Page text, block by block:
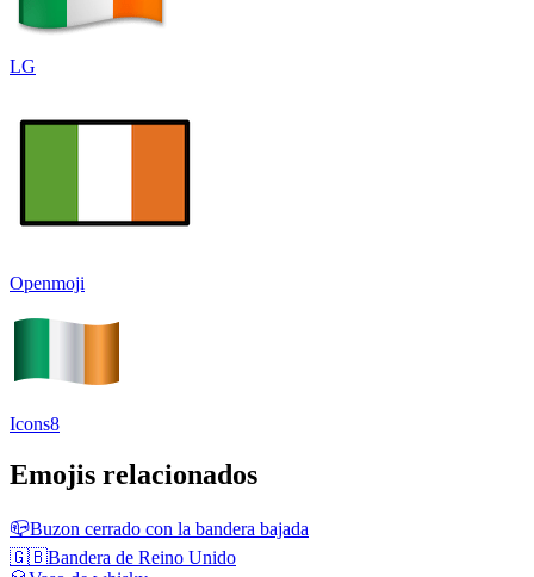
LG
Openmoji
Icons8
Emojis relacionados
📪Buzon cerrado con la bandera bajada
🇬🇧Bandera de Reino Unido